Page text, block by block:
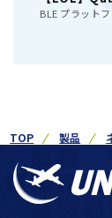
BLE プラット
TOP 製品